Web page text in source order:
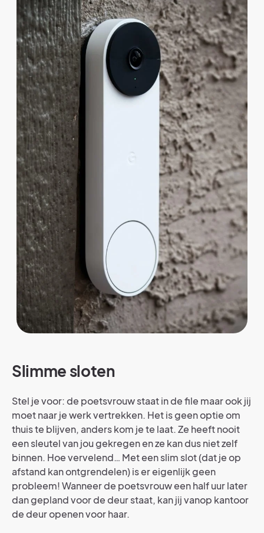
Slimme sloten
Stel je voor: de poetsvrouw staat in de file maar ook jij
moet naar je werk vertrekken. Het is geen optie om
thuis te blijven, anders kom je te laat. Ze heeft nooit
een sleutel van jou gekregen en ze kan dus niet zelf
binnen. Hoe vervelend… Met een slim slot (dat je op
afstand kan ontgrendelen) is er eigenlijk geen
probleem! Wanneer de poetsvrouw een half uur later
dan gepland voor de deur staat, kan jij vanop kantoor
de deur openen voor haar.